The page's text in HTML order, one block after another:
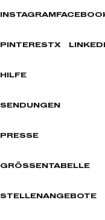
INSTAGRAM
PINTERESTX
HILFE
SENDUNGEN
PRESSE
GRÖSSENTABELLE
STELLENANGEBOTE